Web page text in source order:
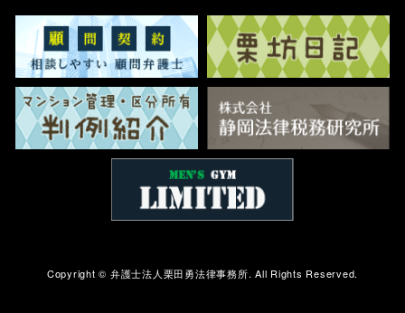
Copyright © 弁護士法人栗田勇法律事務所. All Rights Reserved.